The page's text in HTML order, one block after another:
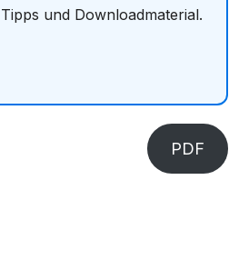
und Downloadmaterial.
PDF